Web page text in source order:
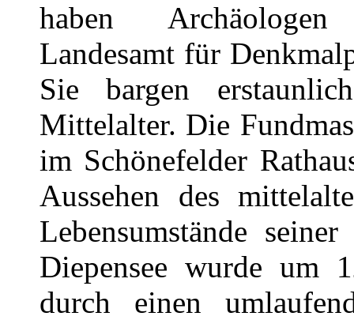
haben
Landesamt für
Sie bargen
Mittelalter. Die
im Schönefelder
Aussehen des
Lebensumstände
Diepensee wurde um
durch einen